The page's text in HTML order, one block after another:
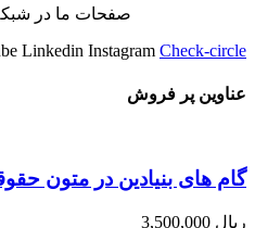
صفحات ما در
Linkedin Instagram Check-circle
عناوین پر فروش
گام های بنیادین در متون
ریال